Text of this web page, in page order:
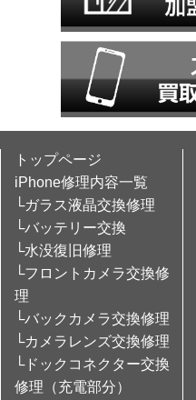
トップページ
iPhone修理内容一覧
└ガラス液晶交換修理
└バッテリー交換
└水没復旧修理
└フロントカメラ交換修
理
└バックカメラ交換修理
└カメラレンズ交換修理
└ドックコネクター交換
修理（充電部分）